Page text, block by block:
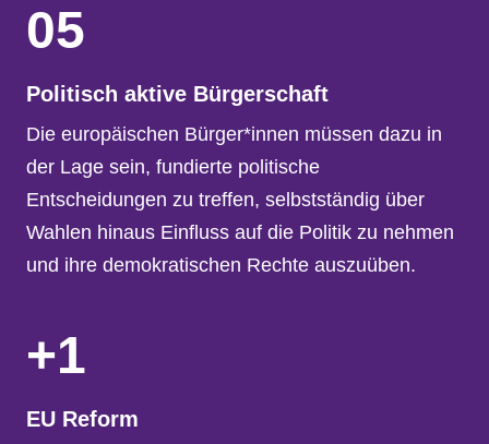
05
Politisch aktive Bürgerschaft
Die europäischen Bürger*innen müssen dazu in
der Lage sein, fundierte politische
Entscheidungen zu treffen, selbstständig über
Wahlen hinaus Einfluss auf die Politik zu nehmen
und ihre demokratischen Rechte auszuüben.
+1
EU Reform